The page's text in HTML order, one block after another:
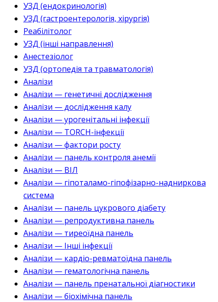
УЗД (ендокринологія)
УЗД (гастроентерологія, хірургія)
Реабілітолог
УЗД (інші направлення)
Анестезіолог
УЗД (ортопедія та травматологія)
Аналізи
Аналізи — генетичні дослідження
Аналізи — дослідження калу
Аналізи — урогенітальні інфекції
Аналізи — TORCH-інфекції
Аналізи — фактори росту
Аналізи — панель контроля анемії
Аналізи — ВІЛ
Аналізи — гіпоталамо-гіпофізарно-надниркова
система
Аналізи — панель цукрового діабету
Аналізи — репродуктивна панель
Аналізи — тиреоїдна панель
Аналізи — Інші інфекції
Аналізи — кардіо-ревматоїдна панель
Аналізи — гематологічна панель
Аналізи — панель пренатальної діагностики
Аналізи — біохімічна панель